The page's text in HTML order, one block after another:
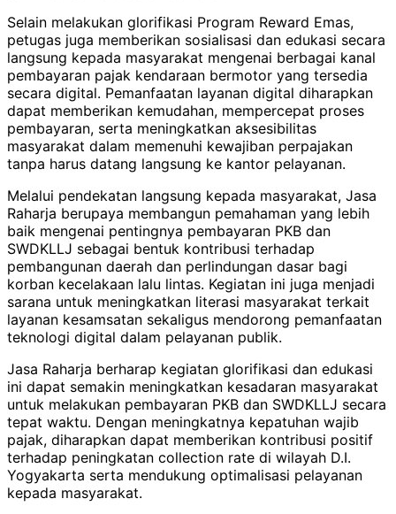
Selain melakukan glorifikasi Program Reward Emas,
petugas juga memberikan sosialisasi dan edukasi secara
langsung kepada masyarakat mengenai berbagai kanal
pembayaran pajak kendaraan bermotor yang tersedia
secara digital. Pemanfaatan layanan digital diharapkan
dapat memberikan kemudahan, mempercepat proses
pembayaran, serta meningkatkan aksesibilitas
masyarakat dalam memenuhi kewajiban perpajakan
tanpa harus datang langsung ke kantor pelayanan.
Melalui pendekatan langsung kepada masyarakat, Jasa
Raharja berupaya membangun pemahaman yang lebih
baik mengenai pentingnya pembayaran PKB dan
SWDKLLJ sebagai bentuk kontribusi terhadap
pembangunan daerah dan perlindungan dasar bagi
korban kecelakaan lalu lintas. Kegiatan ini juga menjadi
sarana untuk meningkatkan literasi masyarakat terkait
layanan kesamsatan sekaligus mendorong pemanfaatan
teknologi digital dalam pelayanan publik.
Jasa Raharja berharap kegiatan glorifikasi dan edukasi
ini dapat semakin meningkatkan kesadaran masyarakat
untuk melakukan pembayaran PKB dan SWDKLLJ secara
tepat waktu. Dengan meningkatnya kepatuhan wajib
pajak, diharapkan dapat memberikan kontribusi positif
terhadap peningkatan collection rate di wilayah D.I.
Yogyakarta serta mendukung optimalisasi pelayanan
kepada masyarakat.